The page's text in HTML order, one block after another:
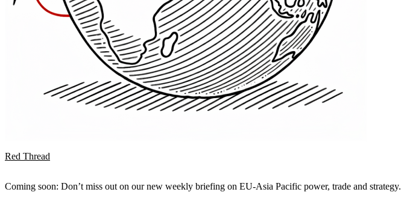
Red Thread
Coming soon: Don’t miss out on our new weekly briefing on EU-Asia Pacific power, trade and strategy.